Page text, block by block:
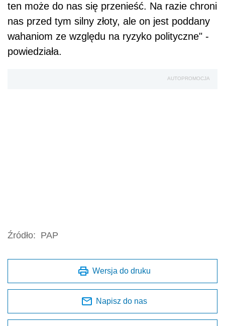
ten może do nas się przenieść. Na razie chroni
nas przed tym silny złoty, ale on jest poddany
wahaniom ze względu na ryzyko polityczne" -
powiedziała.
AUTOPROMOCJA
Źródło: PAP
Wersja do druku
Napisz do nas